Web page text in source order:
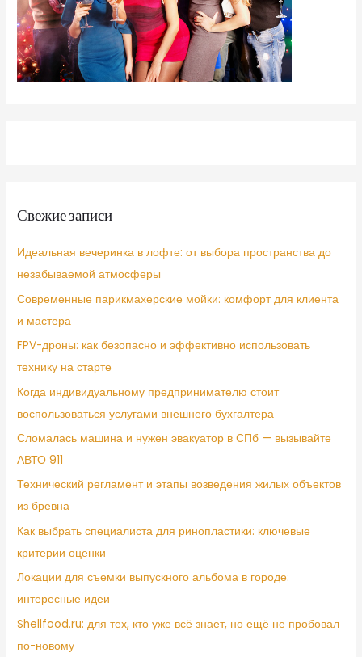
Свежие записи
Идеальная вечеринка в лофте: от выбора пространства до
незабываемой атмосферы
Современные парикмахерские мойки: комфорт для клиента
и мастера
FPV-дроны: как безопасно и эффективно использовать
технику на старте
Когда индивидуальному предпринимателю стоит
воспользоваться услугами внешнего бухгалтера
Сломалась машина и нужен эвакуатор в СПб — вызывайте
АВТО 911
Технический регламент и этапы возведения жилых объектов
из бревна
Как выбрать специалиста для ринопластики: ключевые
критерии оценки
Локации для съемки выпускного альбома в городе:
интересные идеи
Shellfood.ru: для тех, кто уже всё знает, но ещё не пробовал
по-новому